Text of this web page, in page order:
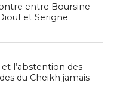
entre Boursine
et Serigne
et l’abstention des
du Cheikh jamais